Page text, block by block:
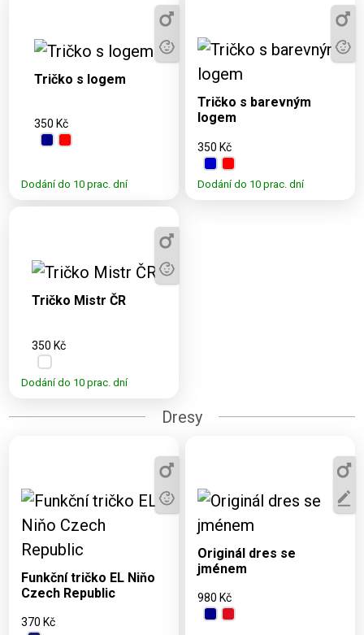
3, 5, 7, 9, 11, S,
M, L, XL, 2XL,
3XL, 4XL
Tričko s logem
350 Kč
Dodání do 10 prac. dní
Dostupné varianty:
3, 5, 7, 9, 11, S, M, L,
XL, 2XL, 3XL, 4XL
Tričko s barevným
logem
350 Kč
Dodání do 10 prac. dní
3, 5, 7, 9, 11, S, M,
4XL
Tričko Mistr ČR
350 Kč
Dodání do 10 prac. dní
Dresy
Dostupné varianty:
4, 8, 12, 16, S, M, L,
XL, 2XL, 3XL, 4XL
Funkční tričko EL Niňo
Czech Republic
370 Kč
Dostupné varianty:
Originál dres se
jménem
980 Kč